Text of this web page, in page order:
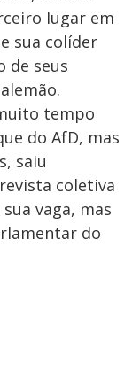
lugar em
sua colíder
de seus
tempo
do AfD, mas
saiu
coletiva
vaga, mas
do